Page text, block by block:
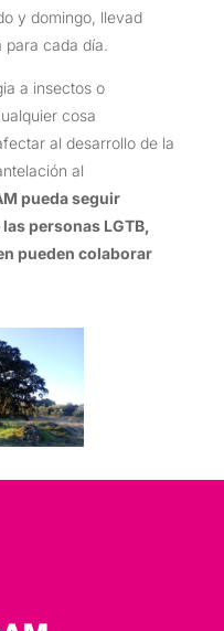
y domingo, llevad
para cada día.
a insectos o
cosa
al desarrollo de la
al
pueda seguir
personas LGTB,
pueden colaborar